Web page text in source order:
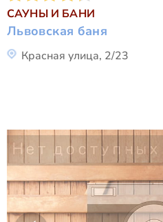
САУНЫ И БАНИ
Львовская баня
Красная улица, 2/23